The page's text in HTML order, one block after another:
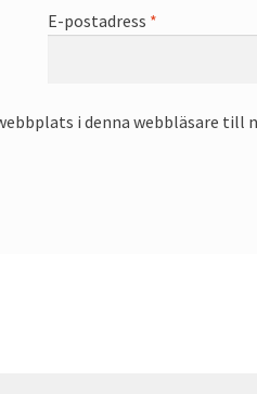
E-postadress *
i denna webbläsare till